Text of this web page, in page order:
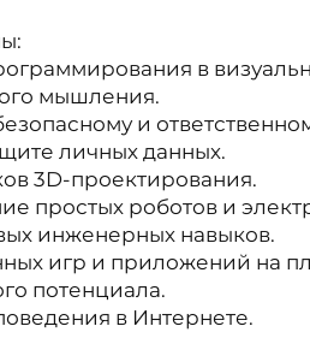
в
мышления.
и
личных данных.
3D-проектирования.
простых роботов и
инженерных навыков.
игр и приложений на
потенциала.
в Интернете.